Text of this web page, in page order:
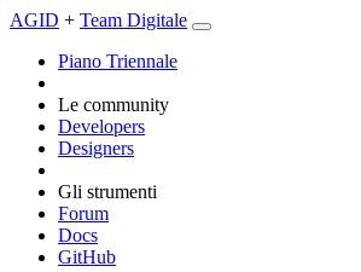
AGID + Team Digitale
Piano Triennale
Le community
Developers
Designers
Gli strumenti
Forum
Docs
GitHub